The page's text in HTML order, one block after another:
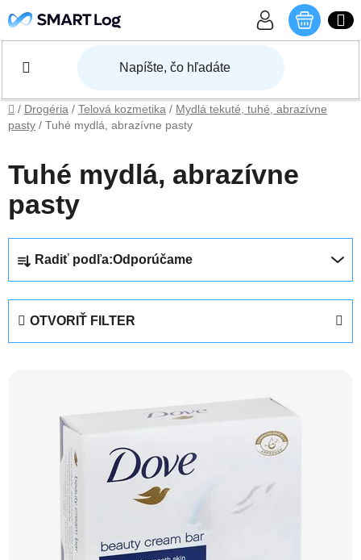
Domov
/ Drogéria / Telová kozmetika / Mydlá tekuté, tuhé, abrazívne
pasty / Tuhé mydlá, abrazívne pasty
Tuhé mydlá, abrazívne
pasty
Radiť podľa:Odporúčame
OTVORIŤ FILTER